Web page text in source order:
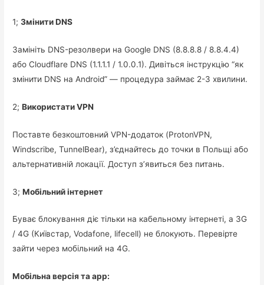
1;Змінити DNS
Замініть DNS-резолвери на Google DNS (8.8.8.8 / 8.8.4.4)
або Cloudflare DNS (1.1.1.1 / 1.0.0.1). Дивіться інструкцію “як
змінити DNS на Android” — процедура займає 2-3 хвилини.
2;Використати VPN
Поставте безкоштовний VPN-додаток (ProtonVPN,
Windscribe, TunnelBear), з’єднайтесь до точки в Польщі або
альтернативній локації. Доступ з’явиться без питань.
3;Мобільний інтернет
Буває блокування діє тільки на кабельному інтернеті, а 3G
/ 4G (Київстар, Vodafone, lifecell) не блокують. Перевірте
зайти через мобільний на 4G.
Мобільна версія та app: